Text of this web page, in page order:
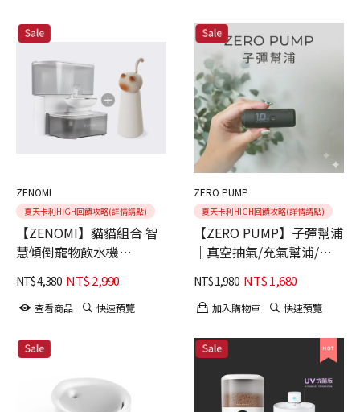
ZENOMI
夏天卡利HIGH回饋攻略(詳情請點)
【ZENOMI】貓貓組合 智
慧傾倒寵物飲水機
3.5L+貓咪保溫瓶
NT$4,380 NT$2,990
查看商品 快速預覽
ZERO PUMP
夏天卡利HIGH回饋攻略(詳情請點)
【ZERO PUMP】子彈幫浦
｜真空抽氣/充氣幫浦/生
火 3in1 (世界 NO.1 輕巧收
納幫手)
NT$1,980 NT$1,680
加入購物車 快速預覽